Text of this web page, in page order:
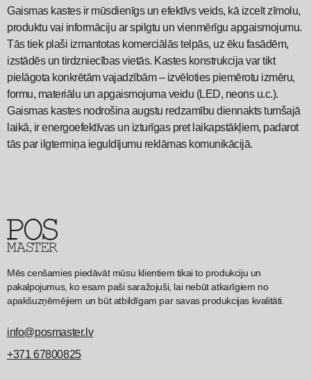
Gaismas kastes ir mūsdienīgs un efektīvs veids, kā izcelt zīmolu,
produktu vai informāciju ar spilgtu un vienmērīgu apgaismojumu.
Tās tiek plaši izmantotas komerciālās telpās, uz ēku fasādēm,
izstādēs un tirdzniecības vietās. Kastes konstrukcija var tikt
pielāgota konkrētām vajadzībām – izvēloties piemērotu izmēru,
formu, materiālu un apgaismojuma veidu (LED, neons u.c.).
Gaismas kastes nodrošina augstu redzamību diennakts tumšajā
laikā, ir energoefektīvas un izturīgas pret laikapstākļiem, padarot
tās par ilgtermiņa ieguldījumu reklāmas komunikācijā.
Mēs cenšamies piedāvāt mūsu klientiem tikai to produkciju un
pakalpojumus, ko esam paši saražojuši, lai nebūt atkarīgiem no
apakšuzņēmējiem un būt atbildīgam par savas produkcijas kvalitāti.
info@posmaster.lv
+371 67800825